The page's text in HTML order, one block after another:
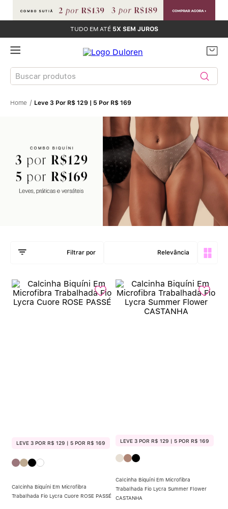
TUDO EM ATÉ 5X SEM JUROS
Buscar produtos
Leve 3 Por R$ 129 | 5 Por R$ 169
Relevância
LEVE 3 POR R$ 129 | 5 POR R$ 169
Calcinha Biquíni Em Microfibra
Trabalhada Fio Lycra Cuore ROSE PASSÉ
LEVE 3 POR R$ 129 | 5 POR R$ 169
Calcinha Biquíni Em Microfibra
Trabalhada Fio Lycra Summer Flower
CASTANHA
TERMOS MAIS BUSCADOS
Calcinhas
3 º Sutiã Bojo
Calcinha Algodão
Calcinha Cintura Alta
º Multifuncional
8º Algodão Egípcio